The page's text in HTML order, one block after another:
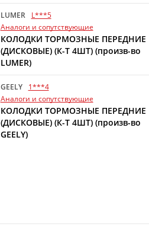
LUMER
L***5
Аналоги и сопутствующие
КОЛОДКИ ТОРМОЗНЫЕ ПЕРЕДНИЕ
(ДИСКОВЫЕ) (К-Т 4ШТ) (произв-во
LUMER)
GEELY
1***4
Аналоги и сопутствующие
КОЛОДКИ ТОРМОЗНЫЕ ПЕРЕДНИЕ
(ДИСКОВЫЕ) (К-Т 4ШТ) (произв-во
GEELY)